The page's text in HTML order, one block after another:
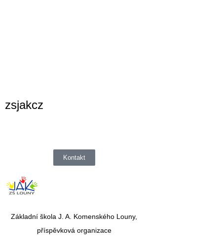
zsjakcz
Kontakt
Základní škola J. A. Komenského Louny,
příspěvková organizace